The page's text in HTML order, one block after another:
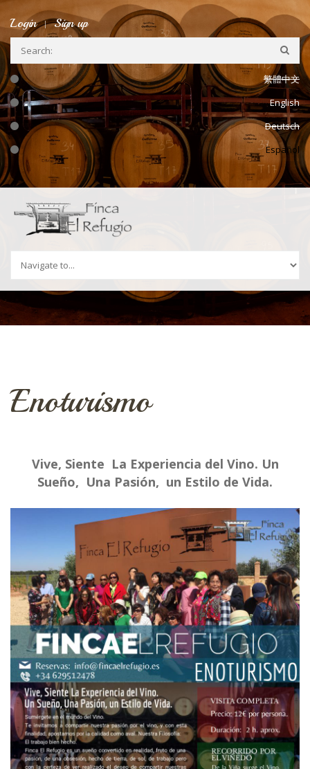
Ir a la navegación
Pasar al contenido principal
Login Sign up
繁體中文
English
Deutsch
Español
Enoturismo
Vive, Siente La Experiencia del Vino. Un
Sueño, Una Pasión, un Estilo de Vida.